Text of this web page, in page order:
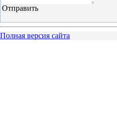
Полная версия сайта